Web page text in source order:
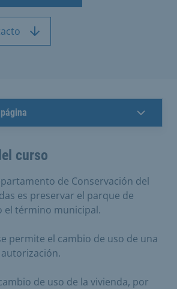
curso
de Conservación del
es preservar el parque de
el término municipal.
permite el cambio de uso de una
de uso de la vivienda, por